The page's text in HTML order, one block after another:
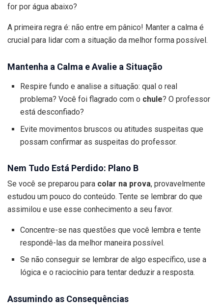
for por água abaixo?
A primeira regra é: não entre em pânico! Manter a calma é
crucial para lidar com a situação da melhor forma possível.
Mantenha a Calma e Avalie a Situação
Respire fundo e analise a situação: qual o real
problema? Você foi flagrado com o chule? O professor
está desconfiado?
Evite movimentos bruscos ou atitudes suspeitas que
possam confirmar as suspeitas do professor.
Nem Tudo Está Perdido: Plano B
Se você se preparou para colar na prova, provavelmente
estudou um pouco do conteúdo. Tente se lembrar do que
assimilou e use esse conhecimento a seu favor.
Concentre-se nas questões que você lembra e tente
respondê-las da melhor maneira possível.
Se não conseguir se lembrar de algo específico, use a
lógica e o raciocínio para tentar deduzir a resposta.
Assumindo as Consequências